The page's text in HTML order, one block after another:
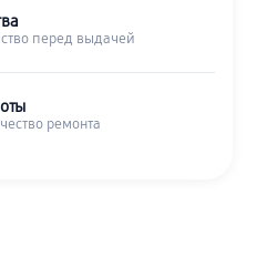
перед выдачей
ремонта